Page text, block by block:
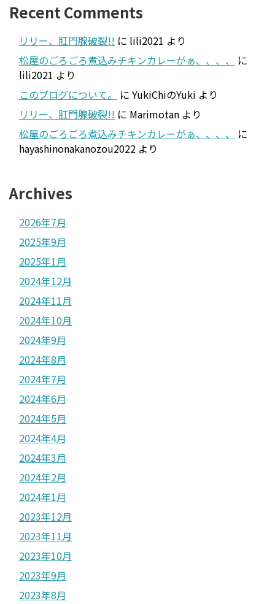
Recent Comments
リリー、肛門腺破裂!! に lili2021 より
松屋のごろごろ煮込みチキンカレーがぁ、、、、
に
lili2021 より
このブログについて。
に YukiChiのYuki より
リリー、肛門腺破裂!! に Marimotan より
松屋のごろごろ煮込みチキンカレーがぁ、、、、
に
hayashinonakanozou2022 より
Archives
2026年7月
2025年9月
2025年1月
2024年12月
2024年11月
2024年10月
2024年9月
2024年8月
2024年7月
2024年6月
2024年5月
2024年4月
2024年3月
2024年2月
2024年1月
2023年12月
2023年11月
2023年10月
2023年9月
2023年8月